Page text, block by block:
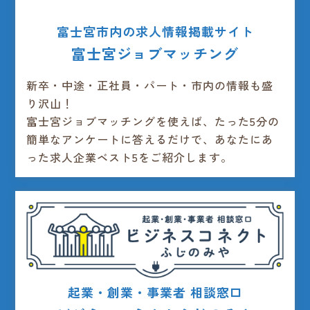
富士宮市内の求人情報掲載サイト
富士宮ジョブマッチング
新卒・中途・正社員・パート・市内の情報も盛
り沢山！
富士宮ジョブマッチングを使えば、たった5分の
簡単なアンケートに答えるだけで、あなたにあ
った求人企業ベスト5をご紹介します。
起業・創業・事業者 相談窓口